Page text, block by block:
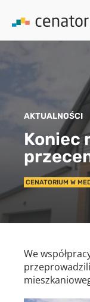
AKTUALNOŚCI
Koniec
CENATORIUM W
We